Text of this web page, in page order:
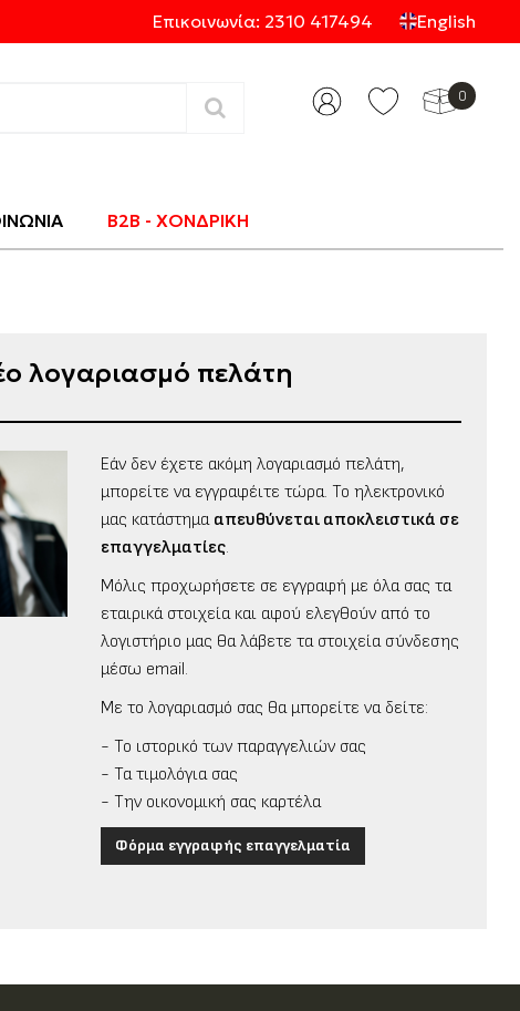
Επικοινωνία: 2310 417494 English
0
B2B - ΧΟΝΔΡΙΚΗ
λογαριασμό πελάτη
Εάν δεν έχετε ακόμη λογαριασμό πελάτη,
μπορείτε να εγγραφέιτε τώρα. Το ηλεκτρονικό
μας κατάστημα απευθύνεται αποκλειστικά σε
επαγγελματίες.
Μόλις προχωρήσετε σε εγγραφή με όλα σας τα
εταιρικά στοιχεία και αφού ελεγθούν από το
λογιστήριο μας θα λάβετε τα στοιχεία σύνδεσης
μέσω email.
Με το λογαριασμό σας θα μπορείτε να δείτε:
- Το ιστορικό των παραγγελιών σας
- Τα τιμολόγια σας
- Την οικονομική σας καρτέλα
Φόρμα εγγραφής επαγγελματία